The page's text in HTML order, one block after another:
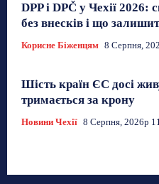
DPP і DPČ у Чехії
без внесків і що
Корисне Біженцям 8 Серпня,
Шість країн ЄС досі
тримається за крону
Новини Чехії 8 Серпня, 2026р